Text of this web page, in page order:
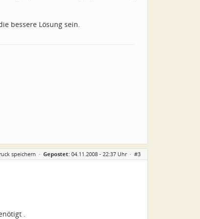
bessere Lösung sein.
speichern · Gepostet: 04.11.2008 - 22:37 Uhr · #3
.